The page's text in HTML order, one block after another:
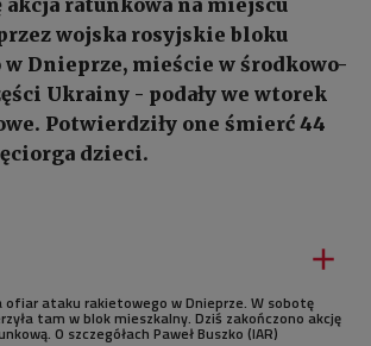
akcja ratunkowa na miejscu
wojska rosyjskie bloku
Dnieprze, mieście w środkowo-
Ukrainy - podały we wtorek
Potwierdziły one śmierć 44
dzieci.

ofiar ataku rakietowego w Dnieprze. W sobotę
tam w blok mieszkalny. Dziś zakończono akcję
O szczegółach Paweł Buszko (IAR)